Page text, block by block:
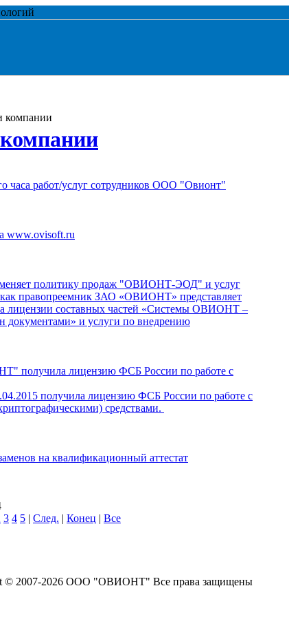
компании
часа работ/услуг сотрудников ООО "Овионт"
www.ovisoft.ru
политику продаж "ОВИОНТ-ЭОД" и услуг
правопреемник ЗАО «ОВИОНТ» представляет
лицензии составных частей «Системы ОВИОНТ –
документами» и услуги по внедрению
получила лицензию ФСБ России по работе с
получила лицензию ФСБ России по работе с
средствами.
на квалификационный аттестат
3 4 5 | След. | Конец | Все
© 2007-2026 ООО "ОВИОНТ" Все права защищены